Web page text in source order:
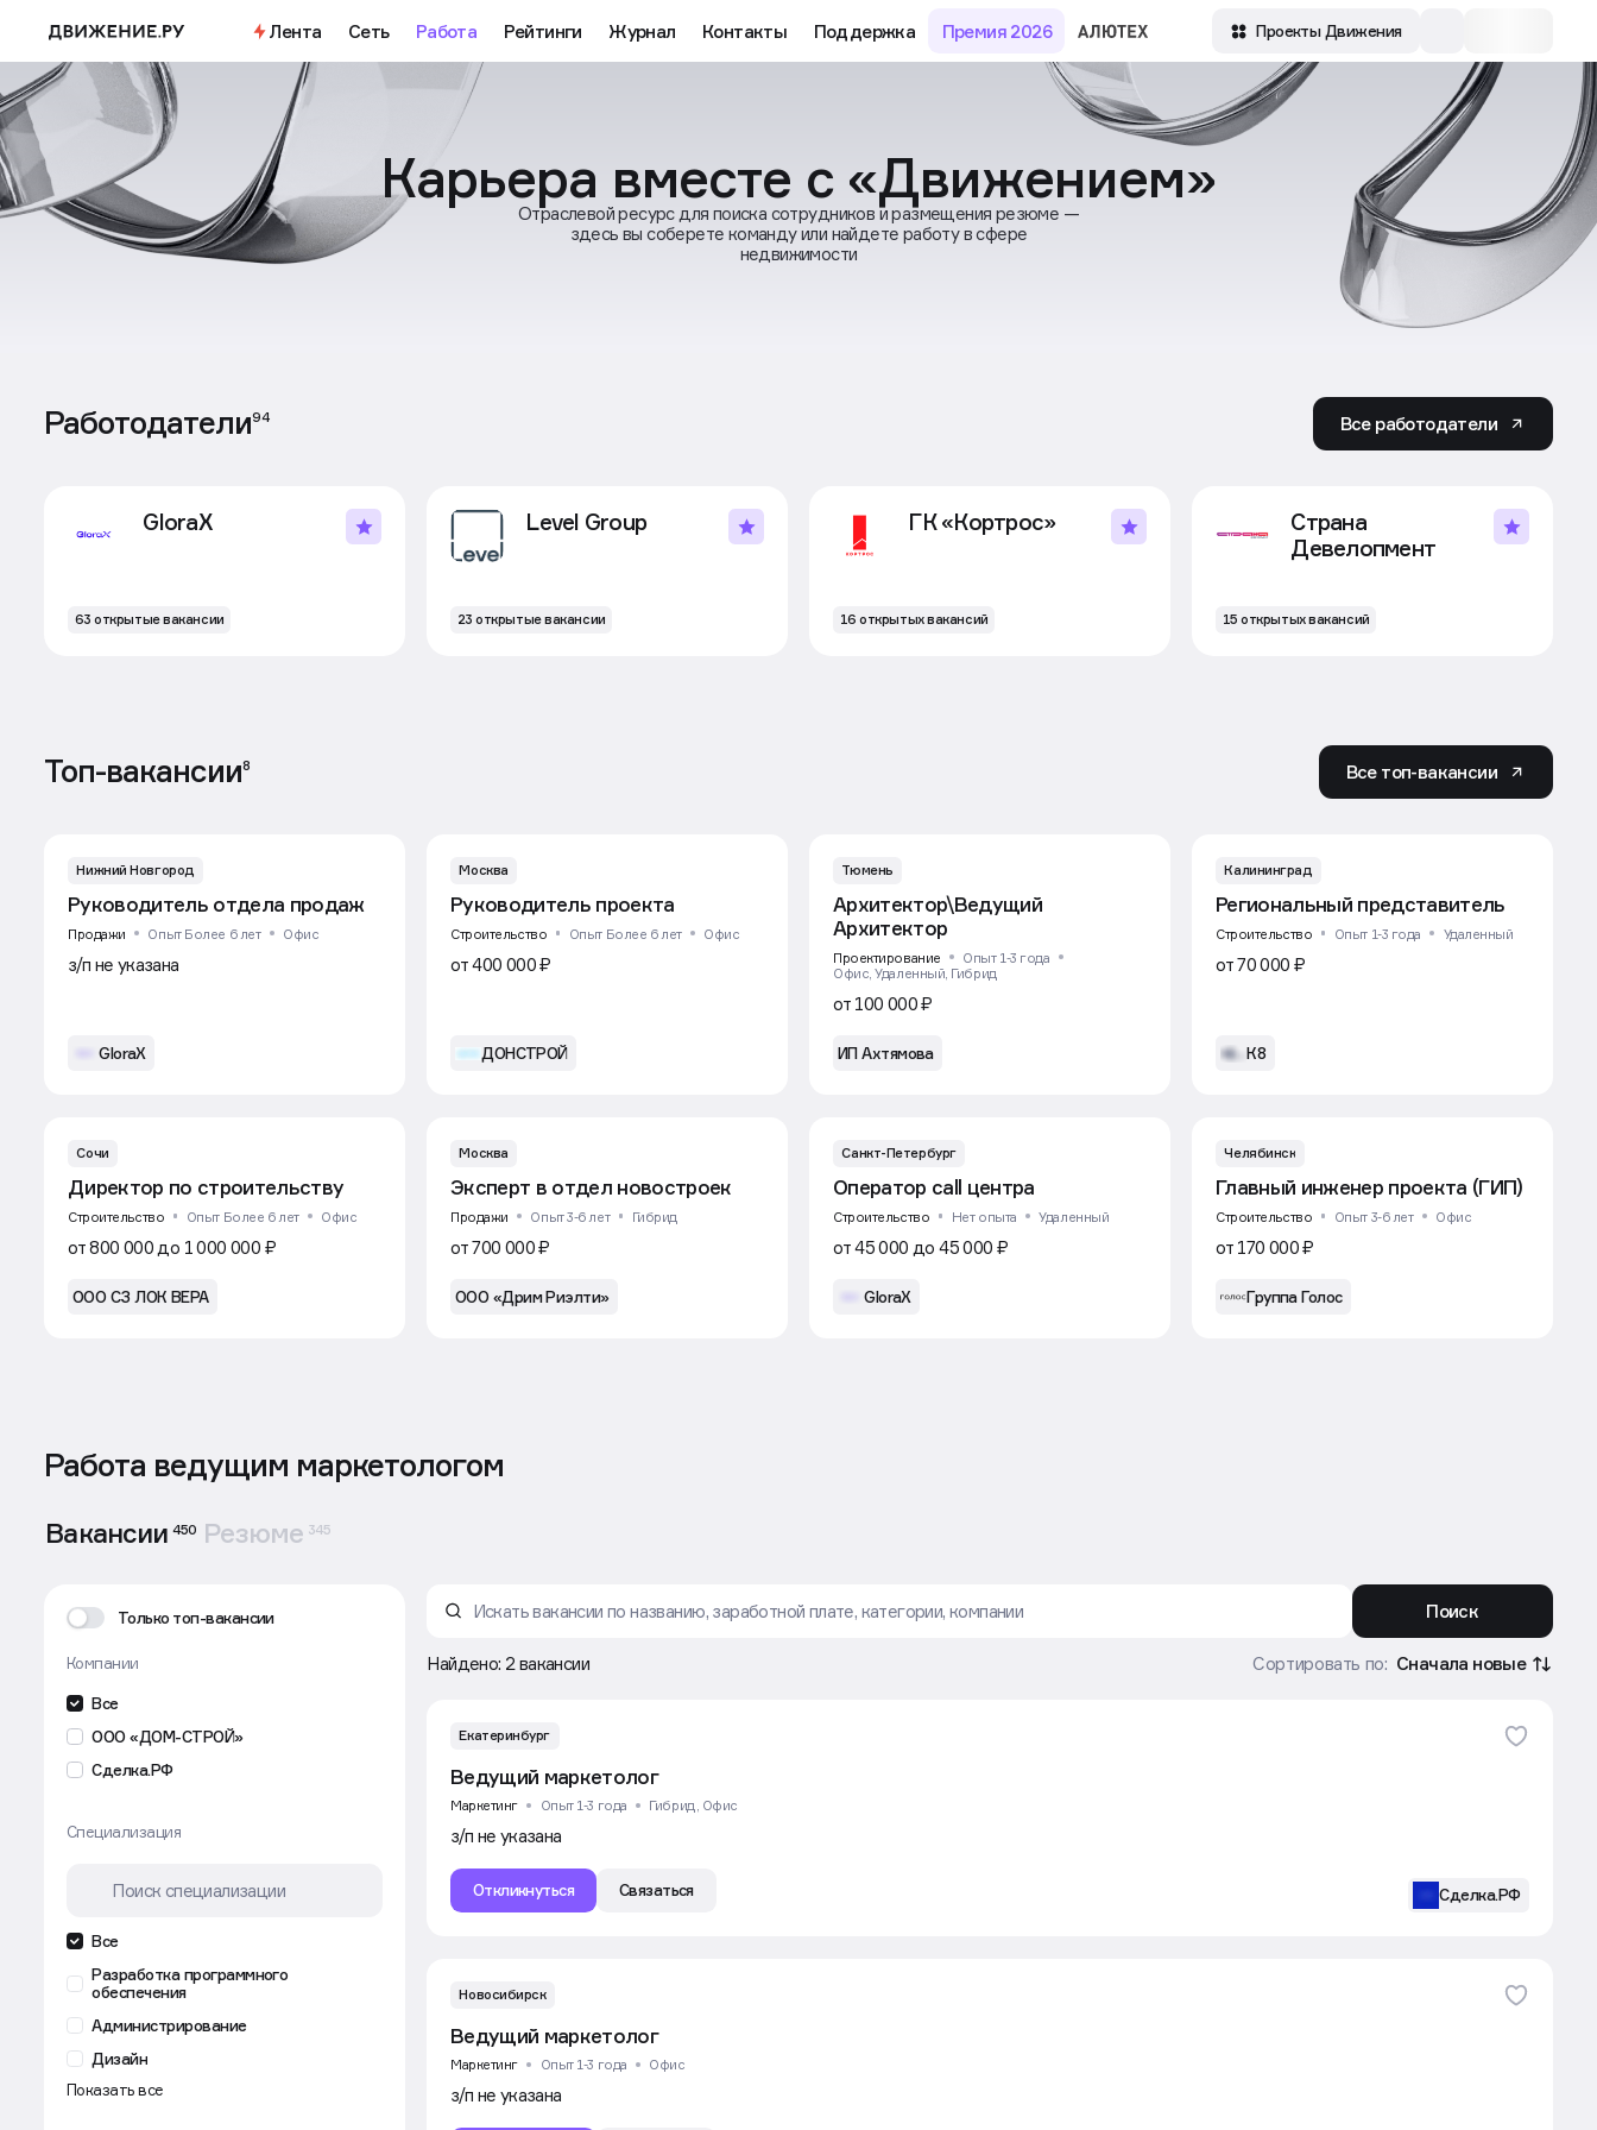
Лента Сеть Работа Рейтинги Журнал Контакты Поддержка Премия 2026 Проекты Движения
Карьера вместе с «Движением»
Отраслевой ресурс для поиска сотрудников и размещения резюме —
здесь вы соберете команду или найдете работу в сфере
недвижимости
Работодатели94 Все работодатели
GloraX
63 открытые вакансии
Level Group
23 открытые вакансии
ГК «Кортрос»
16 открытых вакансий
Страна
Девелопмент
15 открытых вакансий
Топ-вакансии8 Все топ-вакансии
Нижний Новгород
Руководитель отдела продаж
Продажи Опыт Более 6 лет Офис
з/п не указана
GloraX
Москва
Руководитель проекта
Строительство Опыт Более 6 лет Офис
от 400 000 ₽
ДОНСТРОЙ
Тюмень
Архитектор\Ведущий
Архитектор
Проектирование
Опыт 1-3 года
Офис, Удаленный, Гибрид
от 100 000 ₽
ИП Ахтямова
Калининград
Региональный представитель
Строительство Опыт 1-3 года Удаленный
от 70 000 ₽
К8
Сочи
Директор по строительству
Строительство Опыт Более 6 лет Офис
от 800 000 до 1 000 000 ₽
ООО СЗ ЛОК ВЕРА
Москва
Эксперт в отдел новостроек
Продажи Опыт 3-6 лет Гибрид
от 700 000 ₽
ООО «Дрим Риэлти»
Санкт-Петербург
Оператор call центра
Строительство Нет опыта Удаленный
от 45 000 до 45 000 ₽
GloraX
Челябинск
Главный инженер проекта (ГИП)
Строительство Опыт 3-6 лет Офис
от 170 000 ₽
Группа Голос
Работа ведущим маркетологом
Вакансии 450 Резюме 345
Только топ-вакансии
Компании
Все
ООО «ДОМ-СТРОЙ»
Сделка.РФ
Специализация
Все
Разработка программного
обеспечения
Администрирование
Дизайн
Менеджмент
Показать все
Поиск
Найдено: 2 вакансии Сортировать по: Сначала новые
Екатеринбург
Ведущий маркетолог
Маркетинг Опыт 1-3 года Гибрид, Офис
з/п не указана
Откликнуться Связаться Сделка.РФ
Новосибирск
Ведущий маркетолог
Маркетинг Опыт 1-3 года Офис
з/п не указана